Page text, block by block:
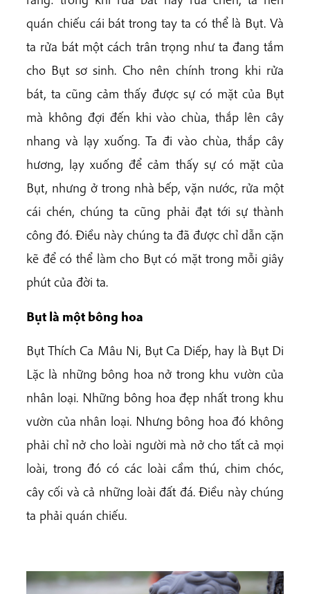
quán chiếu cái bát trong tay ta có thể là Bụt. Và
ta rửa bát một cách trân trọng như ta đang tắm
cho Bụt sơ sinh. Cho nên chính trong khi rửa
bát, ta cũng cảm thấy được sự có mặt của Bụt
mà không đợi đến khi vào chùa, thắp lên cây
nhang và lạy xuống. Ta đi vào chùa, thắp cây
hương, lạy xuống để cảm thấy sự có mặt của
Bụt, nhưng ở trong nhà bếp, vặn nước, rửa một
cái chén, chúng ta cũng phải đạt tới sự thành
công đó. Điều này chúng ta đã được chỉ dẫn cặn
kẽ để có thể làm cho Bụt có mặt trong mỗi giây
phút của đời ta.
Bụt là một bông hoa
Bụt Thích Ca Mâu Ni, Bụt Ca Diếp, hay là Bụt Di
Lặc là những bông hoa nở trong khu vườn của
nhân loại. Những bông hoa đẹp nhất trong khu
vườn của nhân loại. Nhưng bông hoa đó không
phải chỉ nở cho loài người mà nở cho tất cả mọi
loài, trong đó có các loài cầm thú, chim chóc,
cây cối và cả những loài đất đá. Điều này chúng
ta phải quán chiếu.